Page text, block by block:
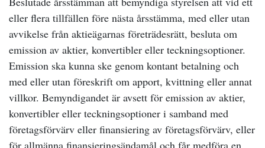
eller flera tillfällen före nästa årsstämma, med eller utan
avvikelse från aktieägarnas företrädesrätt, besluta om
emission av aktier, konvertibler eller teckningsoptioner.
Emission ska kunna ske genom kontant betalning och
med eller utan föreskrift om apport, kvittning eller annat
villkor. Bemyndigandet är avsett för emission av aktier,
konvertibler eller teckningsoptioner i samband med
företagsförvärv eller finansiering av företagsförvärv, eller
för allmänna finansieringsändamål och får medföra en